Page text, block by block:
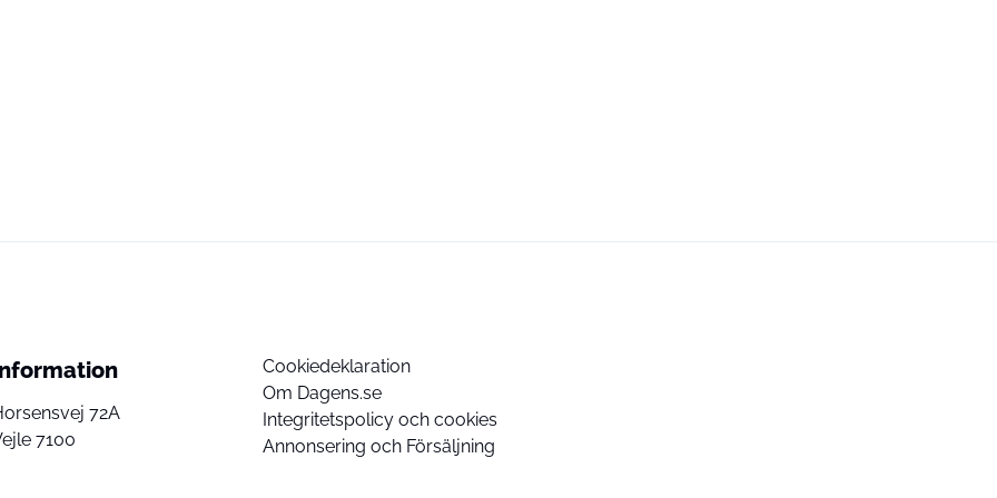
72A
7100
Cookiedeklaration
Om Dagens.se
Integritetspolicy och cookies
Annonsering och Försäljning